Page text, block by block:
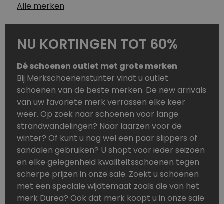
Alle merken
NU KORTINGEN TOT 60%
Dé schoenen outlet met grote merken
Bij Merkschoenenstunter vindt u outlet
schoenen van de beste merken. De new arrivals
van uw favoriete merk verrassen elke keer
weer. Op zoek naar schoenen voor lange
strandwandelingen? Naar laarzen voor de
winter? Of kunt u nog wel een paar slippers of
sandalen gebruiken? U shopt voor ieder seizoen
en elke gelegenheid kwaliteitsschoenen tegen
scherpe prijzen in onze sale. Zoekt u schoenen
met een speciale wijdtemaat zoals die van het
merk Durea? Ook dat merk koopt u in onze sale